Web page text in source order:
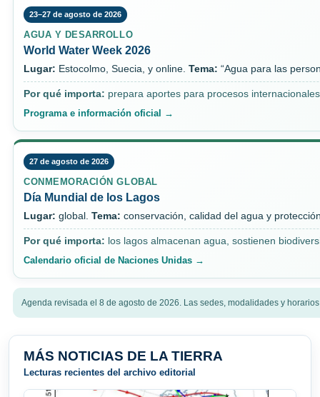
23–27 de agosto de 2026
AGUA Y DESARROLLO
World Water Week 2026
Lugar: Estocolmo, Suecia, y online. Tema: “Agua para las
Por qué importa: prepara aportes para procesos
Programa e información oficial →
27 de agosto de 2026
CONMEMORACIÓN GLOBAL
Día Mundial de los Lagos
Lugar: global. Tema: conservación, calidad del agua y
Por qué importa: los lagos almacenan agua, sostienen
Calendario oficial de Naciones Unidas →
Agenda revisada el 8 de agosto de 2026. Las sedes, modalidades y
MÁS NOTICIAS DE LA TIERRA
Lecturas recientes del archivo editorial